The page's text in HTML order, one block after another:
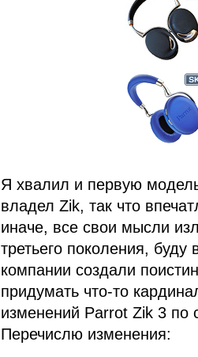
Я хвалил и первую
владел Zik, так что
иначе, все свои мысли
третьего поколения,
компании создали
придумать что-то
изменений Parrot Zik 3 по
Перечислю изменения: